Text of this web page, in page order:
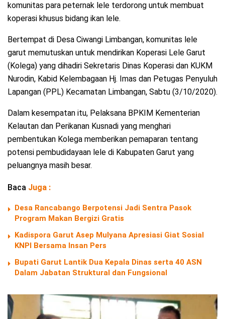
komunitas para peternak lele terdorong untuk membuat
koperasi khusus bidang ikan lele.
Bertempat di Desa Ciwangi Limbangan, komunitas lele
garut memutuskan untuk mendirikan Koperasi Lele Garut
(Kolega) yang dihadiri Sekretaris Dinas Koperasi dan KUKM
Nurodin, Kabid Kelembagaan Hj. Imas dan Petugas Penyuluh
Lapangan (PPL) Kecamatan Limbangan, Sabtu (3/10/2020).
Dalam kesempatan itu, Pelaksana BPKIM Kementerian
Kelautan dan Perikanan Kusnadi yang menghari
pembentukan Kolega memberikan pemaparan tentang
potensi pembudidayaan lele di Kabupaten Garut yang
peluangnya masih besar.
Baca Juga :
Desa Rancabango Berpotensi Jadi Sentra Pasok
Program Makan Bergizi Gratis
Kadispora Garut Asep Mulyana Apresiasi Giat Sosial
KNPI Bersama Insan Pers
Bupati Garut Lantik Dua Kepala Dinas serta 40 ASN
Dalam Jabatan Struktural dan Fungsional